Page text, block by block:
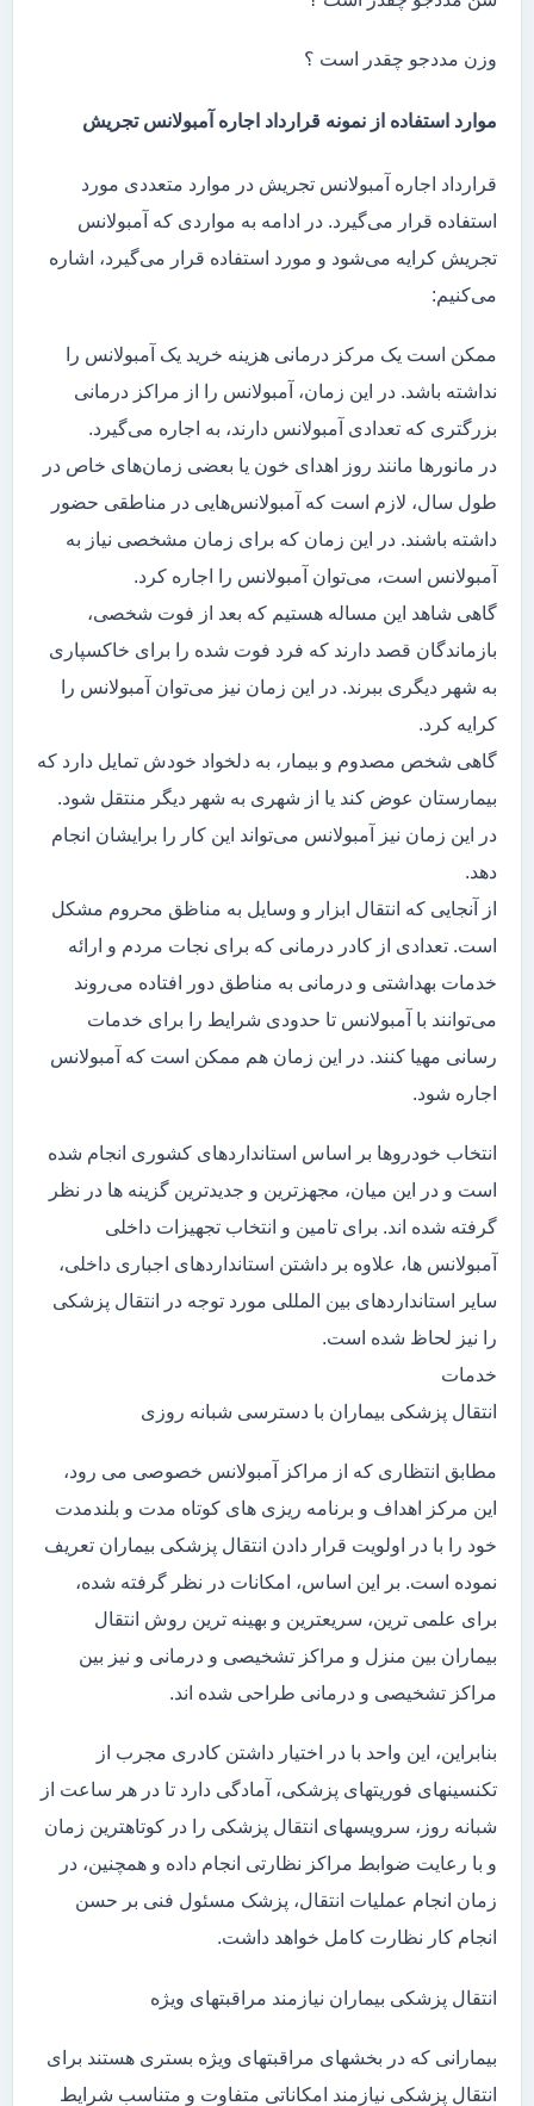
وزن مددجو چقدر است ؟
موارد استفاده از نمونه قرارداد اجاره آمبولانس تجریش
قرارداد اجاره آمبولانس تجریش در موارد متعددی مورد
استفاده قرار می‌گیرد. در ادامه به مواردی که آمبولانس
تجریش کرایه می‌شود و مورد استفاده قرار می‌گیرد، اشاره
می‌کنیم:
ممکن است یک مرکز درمانی هزینه خرید یک آمبولانس را
نداشته باشد. در این زمان، آمبولانس را از مراکز درمانی
بزرگتری که تعدادی آمبولانس دارند، به اجاره می‌گیرد.
در مانور‌ها مانند روز اهدای خون یا بعضی زمان‌های خاص در
طول سال، لازم است که آمبولانس‌هایی در مناطقی حضور
داشته باشند. در این زمان که برای زمان مشخصی نیاز به
آمبولانس است، می‌توان آمبولانس را اجاره کرد.
گاهی شاهد این مساله هستیم که بعد از فوت شخصی،
بازماندگان قصد دارند که فرد فوت شده را برای خاکسپاری
به شهر دیگری ببرند. در این زمان نیز می‌توان آمبولانس را
کرایه کرد.
گاهی شخص مصدوم و بیمار، به دلخواد خودش تمایل دارد که
بیمارستان عوض کند یا از شهری به شهر دیگر منتقل شود.
در این زمان نیز آمبولانس می‌تواند این کار را برایشان انجام
دهد.
از آنجایی که انتقال ابزار و وسایل به مناظق محروم مشکل
است. تعدادی از کادر درمانی که برای نجات مردم و ارائه
خدمات بهداشتی و درمانی به مناطق دور افتاده می‌روند
می‌توانند با آمبولانس تا حدودی شرایط را برای خدمات
رسانی مهیا کنند. در این زمان هم ممکن است که آمبولانس
اجاره شود.
انتخاب خودروها بر اساس استانداردهای کشوری انجام شده
است و در این میان، مجهزترین و جدیدترین گزینه ها در نظر
گرفته شده اند. برای تامین و انتخاب تجهیزات داخلی
آمبولانس ها، علاوه بر داشتن استانداردهای اجباری داخلی،
سایر استانداردهای بین المللی مورد توجه در انتقال پزشکی
را نیز لحاظ شده است.
خدمات
انتقال پزشکی بیماران با دسترسی شبانه روزی
مطابق انتظاری که از مراکز آمبولانس خصوصی می رود،
این مرکز اهداف و برنامه ریزی های کوتاه مدت و بلندمدت
خود را با در اولویت قرار دادن انتقال پزشکی بیماران تعریف
نموده است. بر این اساس، امکانات در نظر گرفته شده،
برای علمی ترین، سریعترین و بهینه ترین روش انتقال
بیماران بین منزل و مراکز تشخیصی و درمانی و نیز بین
مراکز تشخیصی و درمانی طراحی شده اند.
بنابراین، این واحد با در اختیار داشتن کادری مجرب از
تکنسینهای فوریتهای پزشکی، آمادگی دارد تا در هر ساعت از
شبانه روز، سرویسهای انتقال پزشکی را در کوتاهترین زمان
و با رعایت ضوابط مراکز نظارتی انجام داده و همچنین، در
زمان انجام عملیات انتقال، پزشک مسئول فنی بر حسن
انجام کار نظارت کامل خواهد داشت.
انتقال پزشکی بیماران نیازمند مراقبتهای ویژه
بیمارانی که در بخشهای مراقبتهای ویژه بستری هستند برای
انتقال پزشکی نیازمند امکاناتی متفاوت و متناسب شرایط